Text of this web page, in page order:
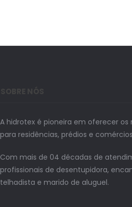
A hidrotex é pioneira em oferecer os
para residências, prédios e
Com mais de 04 décadas de
profissionais de desentupidora,
telhadista e marido de aluguel.